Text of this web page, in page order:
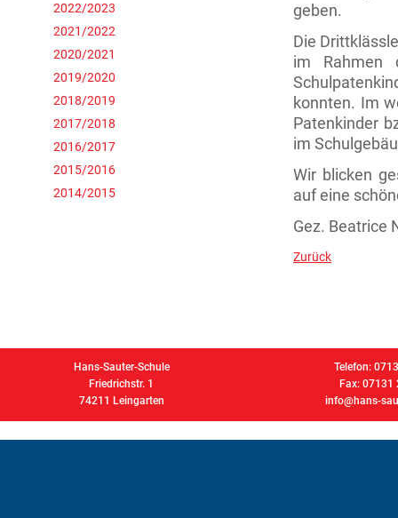
geben.
Die
im Rahmen
konnten. Im
Patenkinder
im
Wir blicken
auf eine
Gez. Beatrice
Zurück
2022/2023
2021/2022
2020/2021
2019/2020
2018/2019
2017/2018
2016/2017
2015/2016
2014/2015
Hans-Sauter-Schule
Friedrichstr. 1
74211 Leingarten
Telefon:
Fax: 07131
info@hans-